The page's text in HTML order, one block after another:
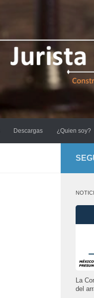
Descargas ¿Quien soy?
La
del